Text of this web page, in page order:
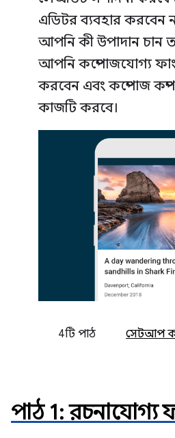
এডিটর ব্যবহার করবেন
আপনি কী উপাদান চান
আপনি কম্পোজযোগ্য
করবেন এবং কম্পোজ
কাজটি করবে।
4টি পাঠ সেটআপ
পাঠ 1: রচনাযোগ্য